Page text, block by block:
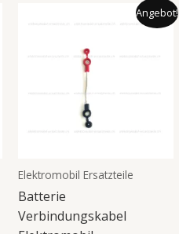
Angebot!
Elektromobil Ersatzteile
Batterie
Verbindungskabel
Ursprünglicher
7.50 CHF
Aktueller
Preis